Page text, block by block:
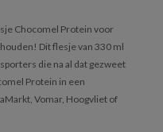
Chocomel Protein voor
Dit flesje van 330 ml
die na al dat gezweet
Protein in een
Vomar, Hoogvliet of